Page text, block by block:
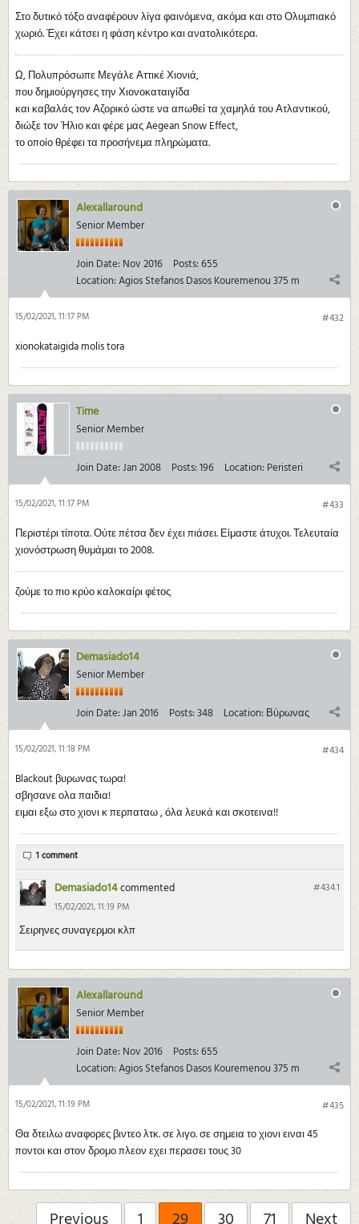
Στο δυτικό τόξο αναφέρουν λίγα φαινόμενα, ακόμα και στο Ολυμπιακό
χωριό. Έχει κάτσει η φάση κέντρο και ανατολικότερα.
Ω, Πολυπρόσωπε Μεγάλε Αττικέ Χιονιά,
που δημιούργησες την Χιονοκαταιγίδα
και καβαλάς τον Αζορικό ώστε να απωθεί τα χαμηλά του Ατλαντικού,
διώξε τον Ήλιο και φέρε μας Aegean Snow Effect,
το οποίο θρέφει τα προσήνεμα πληρώματα.
Alexallaround
Senior Member
Join Date: Nov 2016 Posts:655
Location:Agios Stefanos Dasos Kouremenou 375 m
#432
15/02/2021, 11:17 PM
xionokataigida molis tora
Time
Senior Member
Join Date:Jan 2008 Posts:196 Location: Peristeri
#433
15/02/2021, 11:17 PM
Περιστέρι τίποτα. Ούτε πέτσα δεν έχει πιάσει. Είμαστε άτυχοι. Τελευταία
χιονόστρωση θυμάμαι το 2008.
ζούμε το πιο κρύο καλοκαίρι φέτος
Demasiado14
Senior Member
Join Date:Jan 2016 Posts:348 Location: Βύρωνας
#434
15/02/2021, 11:18 PM
Blackout βυρωνας τωρα!
σβησανε ολα παιδια!
ειμαι εξω στο χιονι κ περπαταω , όλα λευκά και σκοτεινα!!
1 comment
#434.1
Demasiado14commented
15/02/2021, 11:19 PM
Σειρηνες συναγερμοι κλπ
Alexallaround
Senior Member
Join Date: Nov 2016 Posts:655
Location:Agios Stefanos Dasos Kouremenou 375 m
#435
15/02/2021, 11:19 PM
Θα δτειλω αναφορες βιντεο λτκ. σε λιγο. σε σημεια το χιονι ειναι 45
ποντοι και στον δρομο πλεον εχει περασει τους 30